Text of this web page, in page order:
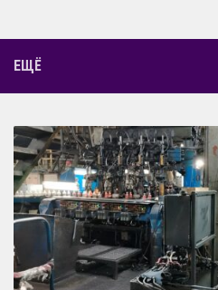
ЕЩЁ